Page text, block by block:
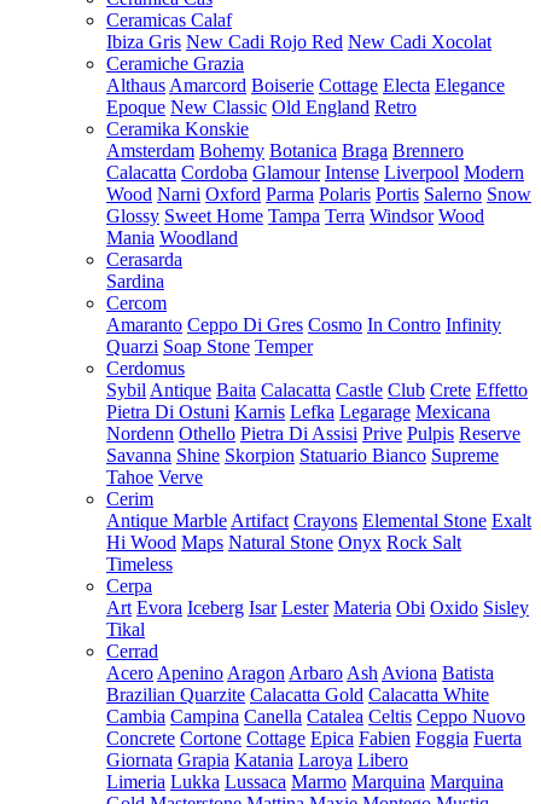
Ceramicas Calaf
Ibiza Gris New Cadi Rojo Red New Cadi Xocolat
Ceramiche Grazia
Althaus Amarcord Boiserie Cottage Electa Elegance
Epoque New Classic Old England Retro
Ceramika Konskie
Amsterdam Bohemy Botanica Braga Brennero
Calacatta Cordoba Glamour Intense Liverpool Modern
Wood Narni Oxford Parma Polaris Portis Salerno Snow
Glossy Sweet Home Tampa Terra Windsor Wood
Mania Woodland
Cerasarda
Sardina
Cercom
Amaranto Ceppo Di Gres Cosmo In Contro Infinity
Quarzi Soap Stone Temper
Cerdomus
Sybil Antique Baita Calacatta Castle Club Crete Effetto
Pietra Di Ostuni Karnis Lefka Legarage Mexicana
Nordenn Othello Pietra Di Assisi Prive Pulpis Reserve
Savanna Shine Skorpion Statuario Bianco Supreme
Tahoe Verve
Cerim
Antique Marble Artifact Crayons Elemental Stone Exalt
Hi Wood Maps Natural Stone Onyx Rock Salt
Timeless
Cerpa
Art Evora Iceberg Isar Lester Materia Obi Oxido Sisley
Tikal
Cerrad
Acero Apenino Aragon Arbaro Ash Aviona Batista
Brazilian Quarzite Calacatta Gold Calacatta White
Cambia Campina Canella Catalea Celtis Ceppo Nuovo
Concrete Cortone Cottage Epica Fabien Foggia Fuerta
Giornata Grapia Katania Laroya Libero
Limeria Lukka Lussaca Marmo Marquina Marquina